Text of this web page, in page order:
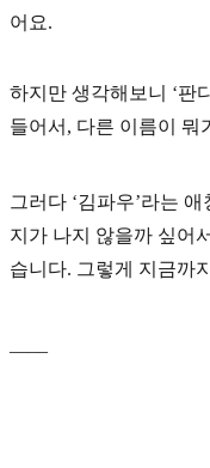
어요.
하지만 생각해보니 ‘판
들어서, 다른 이름이 뭐
그러다 ‘김파우’라는
지가 나지 않을까 싶어서
습니다. 그렇게 지금까